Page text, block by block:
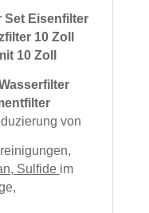
Set Eisenfilter
10 Zoll
10 Zoll
von
Sulfide im